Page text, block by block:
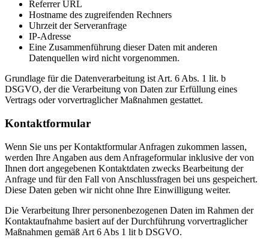
Referrer URL
Hostname des zugreifenden Rechners
Uhrzeit der Serveranfrage
IP-Adresse
Eine Zusammenführung dieser Daten mit anderen
Datenquellen wird nicht vorgenommen.
Grundlage für die Datenverarbeitung ist Art. 6 Abs. 1 lit. b
DSGVO, der die Verarbeitung von Daten zur Erfüllung eines
Vertrags oder vorvertraglicher Maßnahmen gestattet.
Kontaktformular
Wenn Sie uns per Kontaktformular Anfragen zukommen lassen,
werden Ihre Angaben aus dem Anfrageformular inklusive der von
Ihnen dort angegebenen Kontaktdaten zwecks Bearbeitung der
Anfrage und für den Fall von Anschlussfragen bei uns gespeichert.
Diese Daten geben wir nicht ohne Ihre Einwilligung weiter.
Die Verarbeitung Ihrer personenbezogenen Daten im Rahmen der
Kontaktaufnahme basiert auf der Durchführung vorvertraglicher
Maßnahmen gemäß Art 6 Abs 1 lit b DSGVO.